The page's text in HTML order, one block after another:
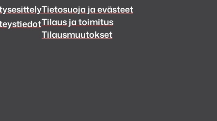
Tietosuoja ja evästeet
Tilaus ja toimitus
Tilausmuutokset